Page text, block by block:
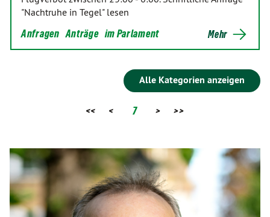
"Nachtruhe in Tegel" lesen
Anfragen Anträge im Parlament Mehr
Alle Kategorien anzeigen
<< < 7 > >>